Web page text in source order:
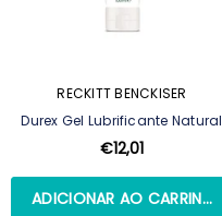
RECKITT BENCKISER
Durex Gel Lubrificante Natural
100 Ml
€12,01
ADICIONAR AO CARRINHO